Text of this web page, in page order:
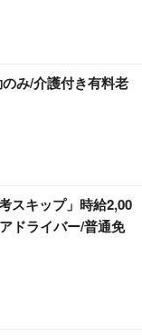
み/介護付き有料老
スキップ」時給2,00
ドライバー/普通免